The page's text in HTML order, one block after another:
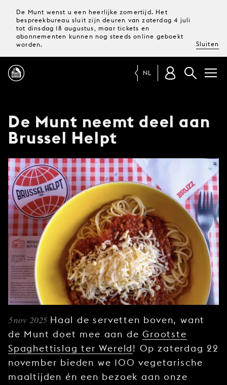
De Munt wenst u een heerlijke zomertijd. Het
bespreekbureau sluit zijn deuren van zaterdag 4 juli
tot dinsdag 18 augustus, maar tickets en
abonnementen kunnen nog steeds online geboekt
worden.
Sluiten
TICKETS &
ABONNEMENTEN
UW
BEZOEK
JONG
PUBLIEK
DE
MUNT
STEUN
NL
De Munt neemt deel aan
Brussel Helpt
5 nov 2025 Haal de servetten boven, want
de Munt doet mee aan deGrootste
Spaghettislag ter Wereld! Op zaterdag 22
november bieden we 100 vegetarische
maaltijden én een bezoek aan onze